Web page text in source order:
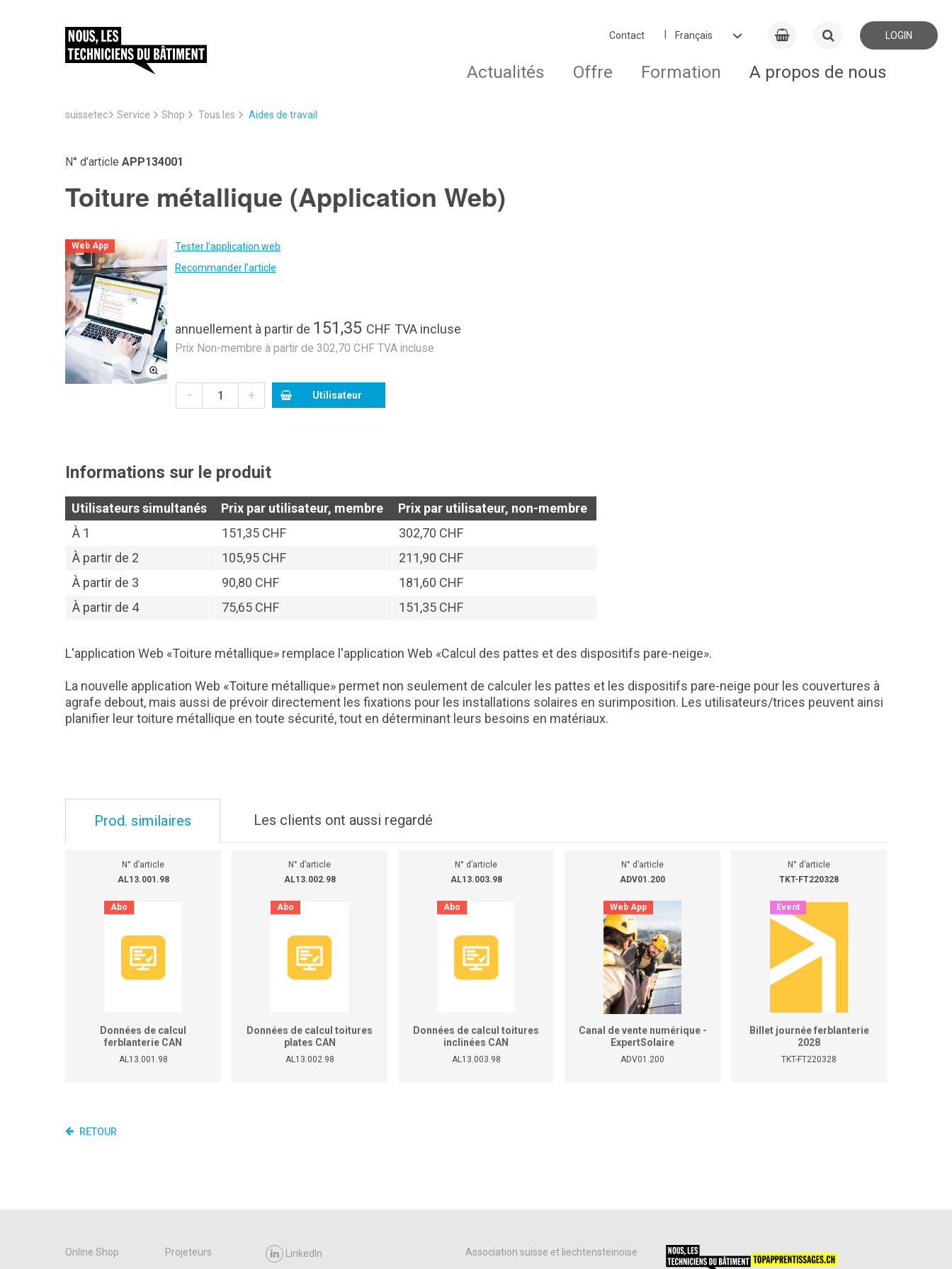
Contact LOGIN
Actualités Offre Formation A propos de nous
suissetec Service Shop Tous les Aides de travail
N° d’article APP134001
Toiture métallique (Application Web)
Web App
Tester l'application web
Recommander l'article
annuellement à partir de 151,35 CHF TVA incluse
Prix Non-membre à partir de 302,70 CHF TVA incluse
- + Utilisateur
Informations sur le produit
Utilisateurs simultanés Prix par utilisateur, membre
Prix par utilisateur, non-membre
À 1 151,35 CHF
302,70 CHF
À partir de 2 105,95 CHF
211,90 CHF
À partir de 3 90,80 CHF
181,60 CHF
À partir de 4 75,65 CHF 151,35 CHF
L'application Web «Toiture métallique» remplace l'application Web «Calcul des pattes et des dispositifs pare-neige».
La nouvelle application Web «Toiture métallique» permet non seulement de calculer les pattes et les dispositifs pare-neige pour les couvertures à
agrafe debout, mais aussi de prévoir directement les fixations pour les installations solaires en surimposition. Les utilisateurs/trices peuvent ainsi
planifier leur toiture métallique en toute sécurité, tout en déterminant leurs besoins en matériaux.
Prod. similaires Les clients ont aussi regardé
N° d’article
AL13.001.98
Abo
Données de calcul
ferblanterie CAN
351/352/357/359/367/368/369/395
AL13.001.98
N° d’article
AL13.002.98
Abo
Données de calcul toitures
plates CAN
359/364/365/367/368/369/395
AL13.002.98
N° d’article
AL13.003.98
Abo
Données de calcul toitures
inclinées CAN
343/359/361/363/365/367/368/369/395
AL13.003.98
N° d’article
ADV01.200
Web App
Canal de vente numérique -
ExpertSolaire
ADV01.200
N° d’article
TKT-FT220328
Event
Billet journée ferblanterie
2028
TKT-FT220328
RETOUR
Online Shop Projeteurs LinkedIn Association suisse et liechtensteinoise